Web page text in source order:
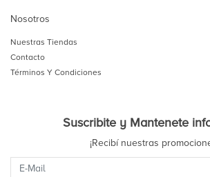
Nosotros
Nuestras Tiendas
Contacto
Términos Y Condiciones
Suscribite y Mantenete
¡Recibí nuestras